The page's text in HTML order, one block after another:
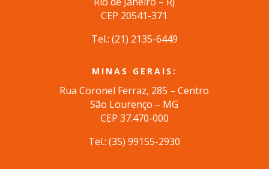
CEP 20541-371
Tel.: (21) 2135-6449
MINAS GERAIS:
Rua Coronel Ferraz, 285 – Centro
São Lourenço – MG
CEP 37.470-000
Tel.: (35) 99155-2930